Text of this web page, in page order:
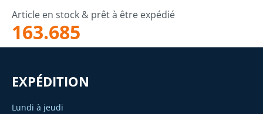
Article en stock & prêt à être expédié
163.685
EXPÉDITION
Lundi à jeudi